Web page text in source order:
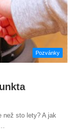
Pozvánky
než sto lety? A jak